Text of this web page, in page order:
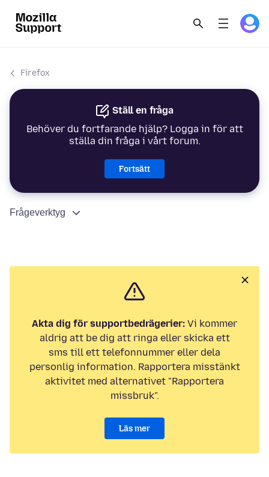
Firefox
Ställ en fråga
Behöver du fortfarande hjälp? Logga in för att
ställa din fråga i vårt forum.
Fortsätt
Frågeverktyg
Akta dig för supportbedrägerier: Vi kommer
aldrig att be dig att ringa eller skicka ett
sms till ett telefonnummer eller dela
personlig information. Rapportera misstänkt
aktivitet med alternativet "Rapportera
missbruk".
Läs mer